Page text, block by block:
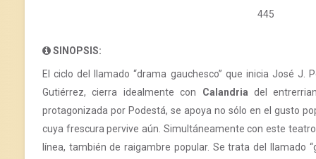
445
SINOPSIS:
El ciclo del llamado “drama gauchesco” que inicia José
Gutiérrez, cierra idealmente con Calandria del
protagonizada por Podestá, se apoya no sólo en el gusto
cuya frescura pervive aún. Simultáneamente con este
línea, también de raigambre popular. Se trata del llamado